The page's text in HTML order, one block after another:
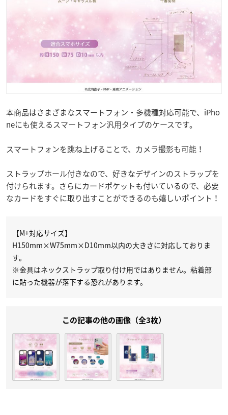
本商品はさまざまなスマートフォン・多機種対応可能で、iPho
neにも使えるスマートフォン汎用タイプのケースです。
スマートフォンを跳ね上げることで、カメラ撮影も可能！
ストラップホール付きなので、好きなデザインのストラップを
付けられます。さらにカードポケットも付いているので、必要
なカードをすぐに取り出すことができるのも嬉しいポイント！
【M+対応サイズ】
H150mm×W75mm×D10mm以内の大きさに対応しておりま
す。
※金具はネックストラップ取り付け用ではありません。粘着部
に貼った機器が落下する恐れがあります。
この記事の他の画像（全3枚）